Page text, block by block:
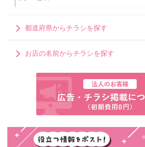
都道府県からチラシを探す
お店の名前からチラシを探す